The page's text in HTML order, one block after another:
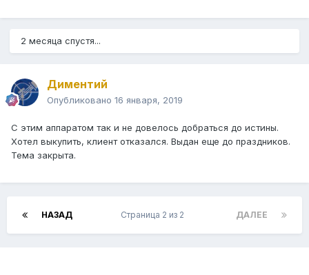
2 месяца спустя...
Диментий
Опубликовано 16 января, 2019
С этим аппаратом так и не довелось добраться до истины.
Хотел выкупить, клиент отказался. Выдан еще до праздников.
Тема закрыта.
НАЗАД ДАЛЕЕ
Страница 2 из 2